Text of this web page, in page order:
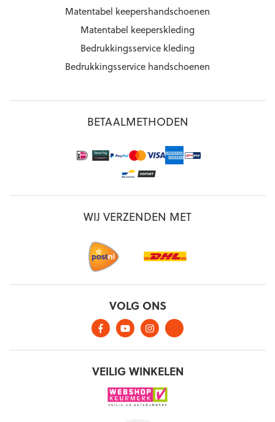
Matentabel keepershandschoenen
Matentabel keeperskleding
Bedrukkingsservice kleding
Bedrukkingsservice handschoenen
BETAALMETHODEN
WIJ VERZENDEN MET